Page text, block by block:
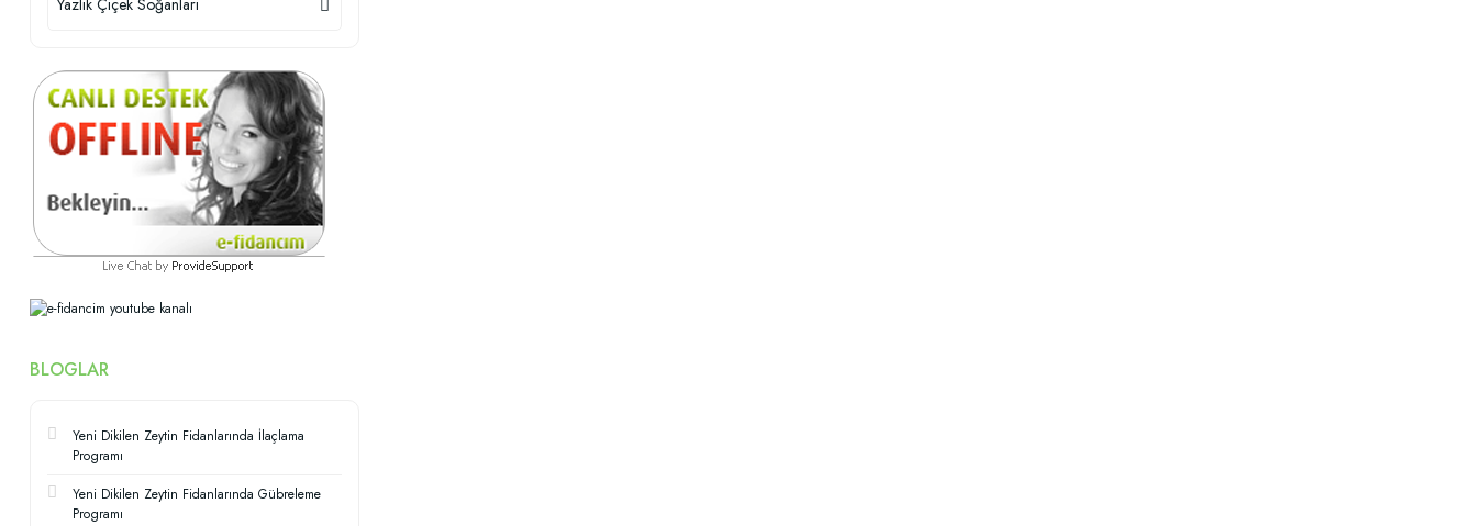
Yazlık Çiçek Soğanları
BLOGLAR
Yeni Dikilen Zeytin Fidanlarında İlaçlama
Programı
Yeni Dikilen Zeytin Fidanlarında Gübreleme
Programı